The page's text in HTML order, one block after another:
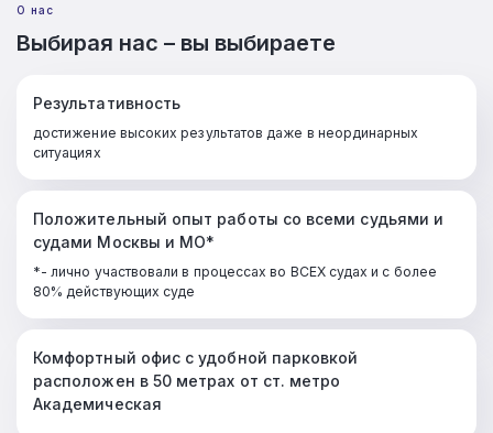
О нас
Выбирая нас – вы выбираете
Результативность
достижение высоких результатов даже в неординарных
ситуациях
Положительный опыт работы со всеми судьями и
судами Москвы и МО*
*- лично участвовали в процессах во ВСЕХ судах и с более
80% действующих суде
Комфортный офис с удобной парковкой
расположен в 50 метрах от ст. метро
Академическая